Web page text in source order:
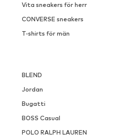
Vita sneakers för herr
CONVERSE sneakers
T-shirts för män
BLEND
Jordan
Bugatti
BOSS Casual
POLO RALPH LAUREN